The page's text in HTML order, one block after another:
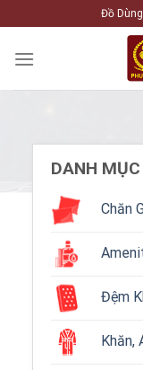
to
content
Đồ
DANH
Chăn
Đệm
Khăn,